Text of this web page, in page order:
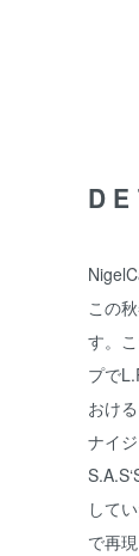
この
す。
プで
おけ
ナイ
して
で再